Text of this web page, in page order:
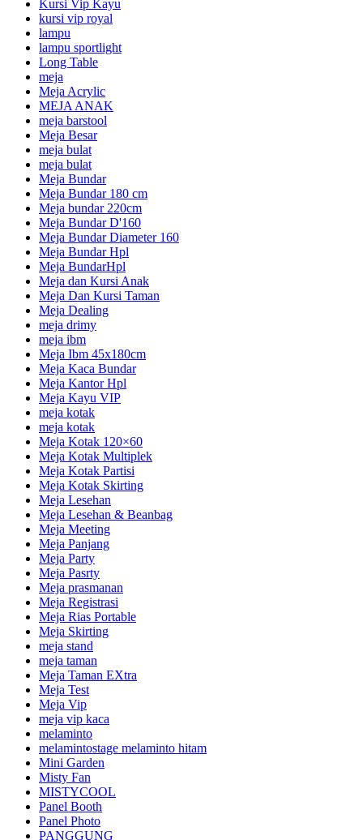
Kursi Vip Kayu
kursi vip royal
lampu
lampu sportlight
Long Table
meja
Meja Acrylic
MEJA ANAK
meja barstool
Meja Besar
meja bulat
meja bulat
Meja Bundar
Meja Bundar 180 cm
Meja bundar 220cm
Meja Bundar D'160
Meja Bundar Diameter 160
Meja Bundar Hpl
Meja BundarHpl
Meja dan Kursi Anak
Meja Dan Kursi Taman
Meja Dealing
meja drimy
meja ibm
Meja Ibm 45x180cm
Meja Kaca Bundar
Meja Kantor Hpl
Meja Kayu VIP
meja kotak
meja kotak
Meja Kotak 120×60
Meja Kotak Multiplek
Meja Kotak Partisi
Meja Kotak Skirting
Meja Lesehan
Meja Lesehan & Beanbag
Meja Meeting
Meja Panjang
Meja Party
Meja Pasrty
Meja prasmanan
Meja Registrasi
Meja Rias Portable
Meja Skirting
meja stand
meja taman
Meja Taman EXtra
Meja Test
Meja Vip
meja vip kaca
melaminto
melamintostage melaminto hitam
Mini Garden
Misty Fan
MISTYCOOL
Panel Booth
Panel Photo
PANGGUNG